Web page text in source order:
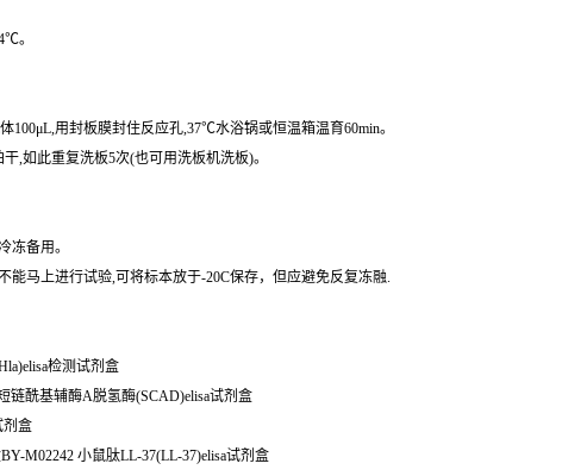
。
用封板膜封住反应孔,37℃水浴锅或恒温箱温育60min。
,如此重复洗板5次(也可用洗板机洗板)。
冻备用。
马上进行试验,可将标本放于-20C保存，但应避免反复冻融.
检测试剂盒
链酰基辅酶A脱氢酶(SCAD)elisa试剂盒
剂盒
M02242 小鼠肽LL-37(LL-37)elisa试剂盒